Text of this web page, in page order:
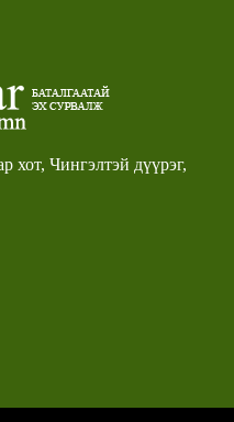
хот, Чингэлтэй дүүрэг,